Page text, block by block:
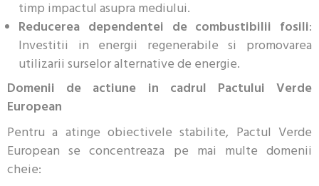
timp impactul asupra mediului.
Reducerea dependentei de combustibilii fosili:
Investitii in energii regenerabile si promovarea
utilizarii surselor alternative de energie.
Domenii de actiune in cadrul Pactului Verde
European
Pentru a atinge obiectivele stabilite, Pactul Verde
European se concentreaza pe mai multe domenii
cheie: